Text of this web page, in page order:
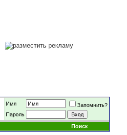
Имя
Запомнить?
Пароль
Поиск